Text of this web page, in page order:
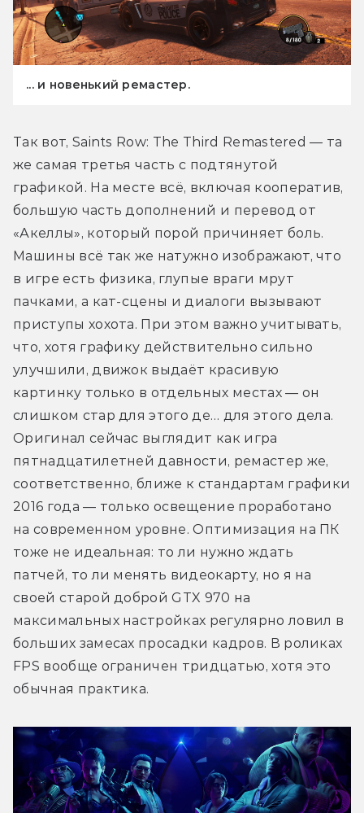
... и новенький ремастер.
Так вот, Saints Row: The Third Remastered — та
же самая третья часть с подтянутой
графикой. На месте всё, включая кооператив,
большую часть дополнений и перевод от
«Акеллы», который порой причиняет боль.
Машины всё так же натужно изображают, что
в игре есть физика, глупые враги мрут
пачками, а кат-сцены и диалоги вызывают
приступы хохота. При этом важно учитывать,
что, хотя графику действительно сильно
улучшили, движок выдаёт красивую
картинку только в отдельных местах — он
слишком стар для этого де… для этого дела.
Оригинал сейчас выглядит как игра
пятнадцатилетней давности, ремастер же,
соответственно, ближе к стандартам графики
2016 года — только освещение проработано
на современном уровне. Оптимизация на ПК
тоже не идеальная: то ли нужно ждать
патчей, то ли менять видеокарту, но я на
своей старой доброй GTX 970 на
максимальных настройках регулярно ловил в
больших замесах просадки кадров. В роликах
FPS вообще ограничен тридцатью, хотя это
обычная практика.